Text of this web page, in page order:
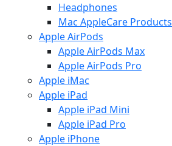
Headphones
Mac AppleCare Products
Apple AirPods
Apple AirPods Max
Apple AirPods Pro
Apple iMac
Apple iPad
Apple iPad Mini
Apple iPad Pro
Apple iPhone